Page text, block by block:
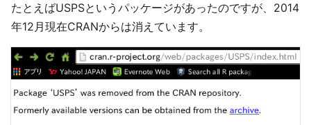
たとえばUSPSというパッケージがあったのですが、2014
年12月現在CRANからは消えています。